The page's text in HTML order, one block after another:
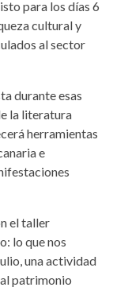
para los días 6
cultural y
al sector
durante esas
la literatura
herramientas
e
el taller
lo que nos
una actividad
patrimonio